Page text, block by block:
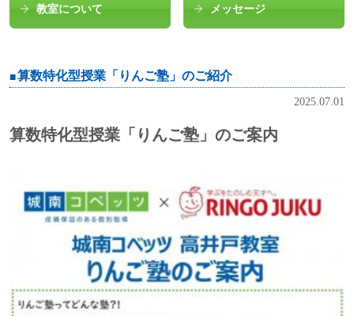
教室について メッセージ
算数特化型授業「りんご塾」のご紹介
2025.07.01
算数特化型授業「りんご塾」のご案内